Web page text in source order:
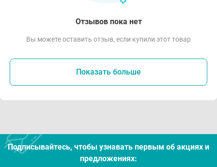
Отзывов пока нет
Вы можете оставить отзыв, если купили этот товар
Показать больше
Подписывайтесь, чтобы узнавать первым об акцияx и
предложениях: